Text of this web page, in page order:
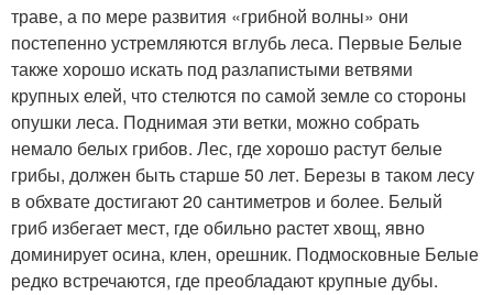
траве, а по мере развития «грибной волны» они
постепенно устремляются вглубь леса. Первые Белые
также хорошо искать под разлапистыми ветвями
крупных елей, что стелются по самой земле со стороны
опушки леса. Поднимая эти ветки, можно собрать
немало белых грибов. Лес, где хорошо растут белые
грибы, должен быть старше 50 лет. Березы в таком лесу
в обхвате достигают 20 сантиметров и более. Белый
гриб избегает мест, где обильно растет хвощ, явно
доминирует осина, клен, орешник. Подмосковные Белые
редко встречаются, где преобладают крупные дубы.